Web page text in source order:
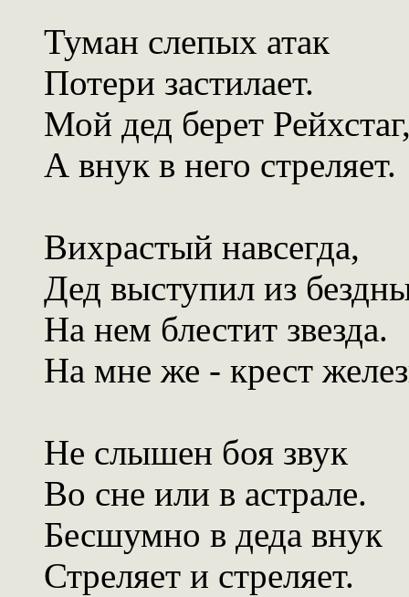
Туман слепых атак
Потери застилает.
Мой дед берет
А внук в него стреляет.
Вихрастый навсегда,
Дед выступил из
На нем блестит звезда.
На мне же - крест
Не слышен боя звук
Во сне или в астрале.
Бесшумно в деда внук
Стреляет и стреляет.